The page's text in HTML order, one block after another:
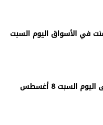
في الأسواق اليوم السبت
سعر الدرهم الإماراتى اليوم السبت 8 أغسطس